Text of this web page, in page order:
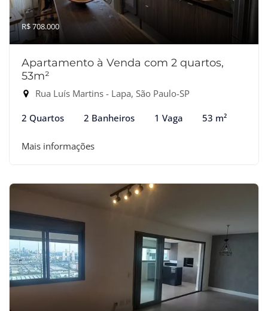
R$ 708.000
Apartamento à Venda com 2 quartos,
53m²
Rua Luís Martins - Lapa, São Paulo-SP
2 Quartos 2 Banheiros 1 Vaga 53 m²
Mais informações